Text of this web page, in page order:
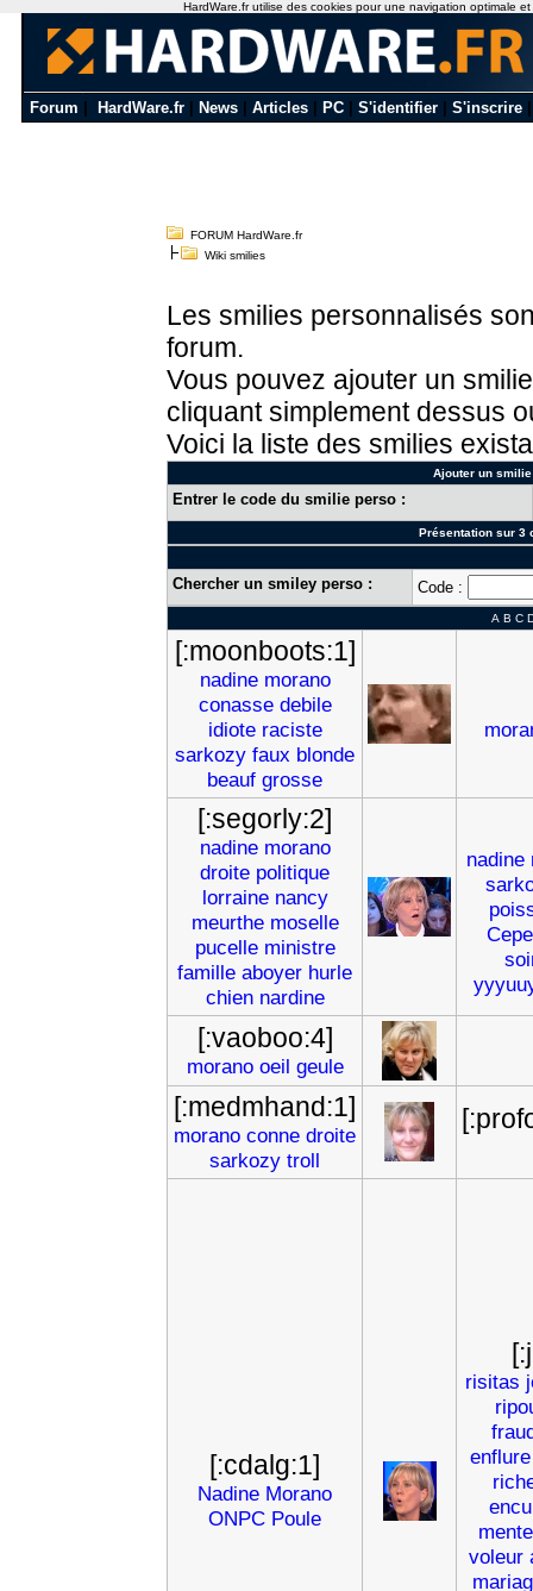
Forum HardWare.fr News Articles PC S'identifier S'inscrire
FORUM HardWare.fr
Wiki smilies
Les smilies personnalisés
forum.
Vous pouvez ajouter un
cliquant simplement dessus
Voici la liste des smilies
Ajouter un
Entrer le code du smilie perso :
Présentation sur 3
Chercher un smiley perso : Code :
A B C
[:moonboots:1]
nadine morano
conasse debile
idiote raciste
sarkozy faux blonde
beauf grosse
[:segorly:2]
nadine morano
droite politique
lorraine nancy
meurthe moselle
pucelle ministre
famille aboyer hurle
chien nardine
nadine
[:vaoboo:4]
morano oeil geule
[:medmhand:1]
morano conne droite
sarkozy troll
[:cdalg:1]
Nadine Morano
ONPC Poule
risitas
enflure
voleur
HardWare.fr utilise des cookies pour une navigation optimale